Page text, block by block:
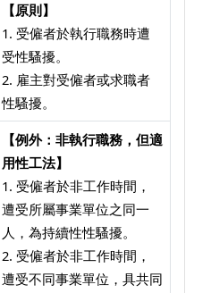
【原則】
1. 受僱者於執行職務時遭
受性騷擾。
2. 雇主對受僱者或求職者
性騷擾。
【例外：非執行職務，但適
用性工法】
1. 受僱者於非工作時間，
遭受所屬事業單位之同一
人，為持續性性騷擾。
2. 受僱者於非工作時間，
遭受不同事業單位，具共同